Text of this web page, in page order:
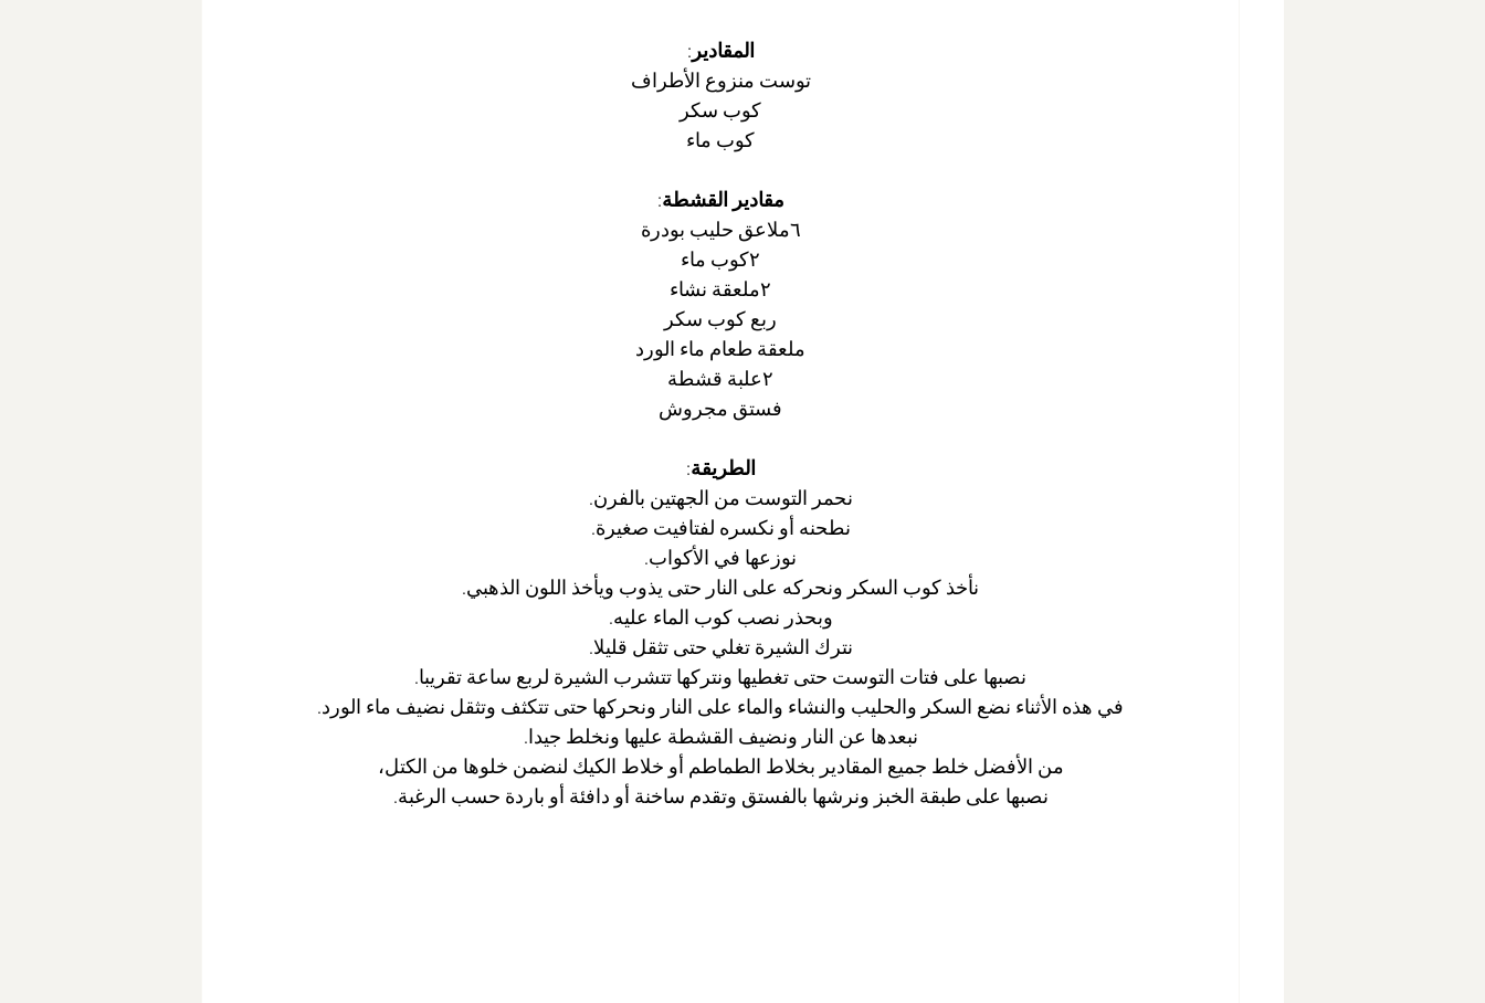
المقادير :
توست منزوع الأطراف
كوب سكر
كوب ماء
مقادير القشطة:
٦ملاعق حليب بودرة
٢كوب ماء
٢ملعقة نشاء
ربع كوب سكر
ملعقة طعام ماء الورد
٢علبة قشطة
فستق مجروش
الطريقة:
نحمر التوست من الجهتين بالفرن.
نطحنه أو نكسره لفتافيت صغيرة.
نوزعها في الأكواب.
نأخذ كوب السكر ونحركه على النار حتى يذوب ويأخذ اللون الذهبي.
وبحذر نصب كوب الماء عليه.
نترك الشيرة تغلي حتى تثقل قليلا.
نصبها على فتات التوست حتى تغطيها ونتركها تتشرب الشيرة لربع ساعة تقريبا.
في هذه الأثناء نضع السكر والحليب والنشاء والماء على النار ونحركها حتى تتكثف وتثقل نضيف ماء الورد.
نبعدها عن النار ونضيف القشطة عليها ونخلط جيدا.
من الأفضل خلط جميع المقادير بخلاط الطماطم أو خلاط الكيك لنضمن خلوها من الكتل،
نصبها على طبقة الخبز ونرشها بالفستق وتقدم ساخنة أو دافئة أو باردة حسب الرغبة.